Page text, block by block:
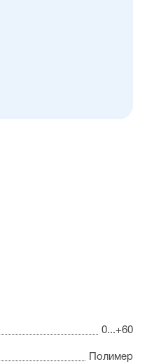
0...+60
Полимер